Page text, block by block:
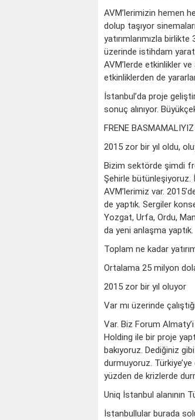
AVM’lerimizin hemen
dolup taşıyor
yatırımlarımızla
üzerinde istihdam
AVM’lerde etkinlikler ve
etkinliklerden de
İstanbul’da proje
sonuç alınıyor.
FRENE BASMAMALIYIZ
2015 zor bir yıl oldu,
Bizim sektörde şimdi
Şehirle bütünleşiyoruz.
AVM’lerimiz var.
de yaptık. Sergiler
Yozgat, Urfa, Ordu,
da yeni anlaşma yaptık.
Toplam ne kadar
Ortalama 25 milyon
2015 zor bir yıl oluyor
Var mı üzerinde
Var. Biz Forum Almaty’i
Holding ile bir proje
bakıyoruz. Dediğiniz
durmuyoruz.
yüzden de krizlerde
Uniq İstanbul alanının
İstanbullular burada